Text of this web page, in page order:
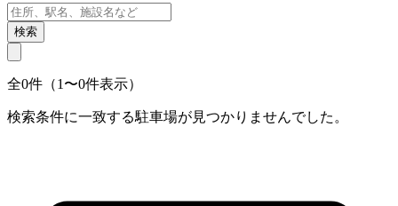
検索
全0件（1〜0件表示）
検索条件に一致する駐車場が見つかりませんでした。